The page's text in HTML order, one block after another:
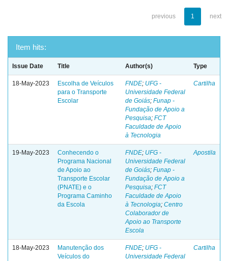
previous 1 next
Item hits:
Issue Date Title Author(s) Type
18-May-2023
Escolha de Veículos
para o Transporte
Escolar
FNDE; UFG -
Universidade Federal
de Goiás; Funap -
Fundação de Apoio a
Pesquisa; FCT
Faculdade de Apoio
à Tecnologia
Cartilha
19-May-2023
Conhecendo o
Programa Nacional
de Apoio ao
Transporte Escolar
(PNATE) e o
Programa Caminho
da Escola
FNDE; UFG -
Universidade Federal
de Goiás; Funap -
Fundação de Apoio a
Pesquisa; FCT
Faculdade de Apoio
à Tecnologia; Centro
Colaborador de
Apoio ao Transporte
Escola
Apostila
18-May-2023
Manutenção dos
Veículos do
FNDE; UFG -
Universidade Federal
Cartilha